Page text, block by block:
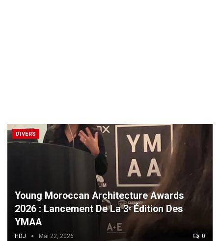
DIVERS
Young Moroccan Architecture Awards
2026 : Lancement De La 3ᵉ Édition Des
YMAA
HDJ Mai 22, 2026 0